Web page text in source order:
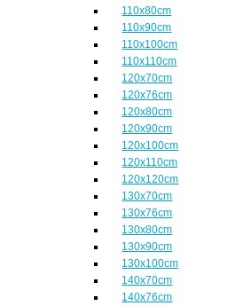
110x80cm
110x90cm
110x100cm
110x110cm
120x70cm
120x76cm
120x80cm
120x90cm
120x100cm
120x110cm
120x120cm
130x70cm
130x76cm
130x80cm
130x90cm
130x100cm
140x70cm
140x76cm